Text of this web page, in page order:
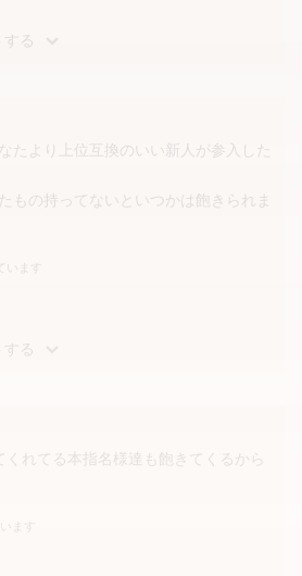
する
たより上位互換のいい新人が参入した
もの持ってないといつかは飽きられま
います
する
れてる本指名様達も飽きてくるから
ます